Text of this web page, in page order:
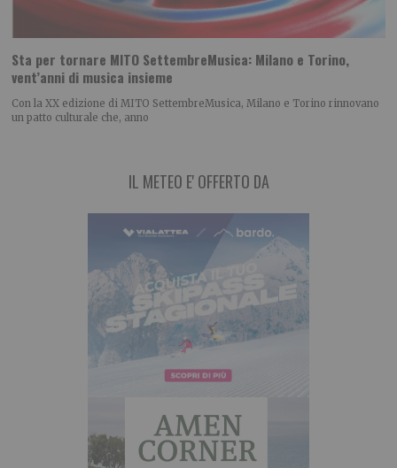
Sta per tornare MITO SettembreMusica: Milano e Torino,
vent’anni di musica insieme
Con la XX edizione di MITO SettembreMusica, Milano e Torino rinnovano
un patto culturale che, anno
IL METEO E' OFFERTO DA